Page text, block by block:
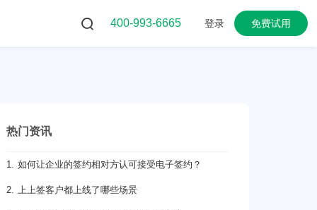
400-993-6665 登录 免费试用
热门资讯
1. 如何让企业的签约相对方认可接受电子签约？
2. 上上签客户都上线了哪些场景